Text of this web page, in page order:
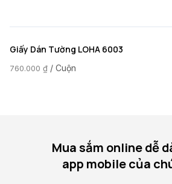
Giấy Dán Tường LOHA 6003
760.000 ₫ / Cuộn
Mua sắm online dễ
app mobile của